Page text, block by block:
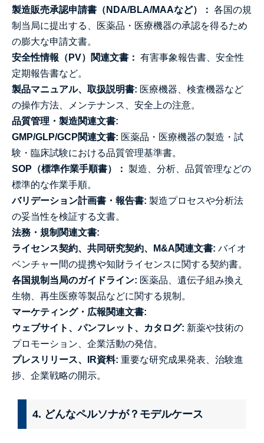
製造販売承認申請書（NDA/BLA/MAAなど）： 各国の規
制当局に提出する、医薬品・医療機器の承認を得るため
の膨大な申請文書。
安全性情報（PV）関連文書： 有害事象報告書、安全性
定期報告書など。
製品マニュアル、取扱説明書: 医療機器、検査機器など
の操作方法、メンテナンス、安全上の注意。
品質管理・製造関連文書:
GMP/GLP/GCP関連文書: 医薬品・医療機器の製造・試
験・臨床試験における品質管理基準書。
SOP（標準作業手順書）： 製造、分析、品質管理などの
標準的な作業手順。
バリデーション計画書・報告書: 製造プロセスや分析法
の妥当性を検証する文書。
法務・規制関連文書:
ライセンス契約、共同研究契約、M&A関連文書: バイオ
ベンチャー間の提携や知財ライセンスに関する契約書。
各国規制当局のガイドライン: 医薬品、遺伝子組み換え
生物、再生医療等製品などに関する規制。
マーケティング・広報関連文書:
ウェブサイト、パンフレット、カタログ: 新薬や技術の
プロモーション、企業活動の発信。
プレスリリース、IR資料: 重要な研究成果発表、治験進
捗、企業戦略の開示。
4. どんなペルソナが？モデルケース